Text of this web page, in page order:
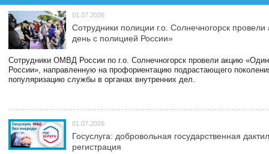
01.07.2026
Сотрудники полиции г.о. Солнечногорск
день с полицией России»
Сотрудники ОМВД России по г.о. Солнечногорск провели акцию
России», направленную на профориентацию подрастающего
популяризацию службы в органах внутренних дел.
01.07.2026
Госуслуга: добровольная государственная
регистрация